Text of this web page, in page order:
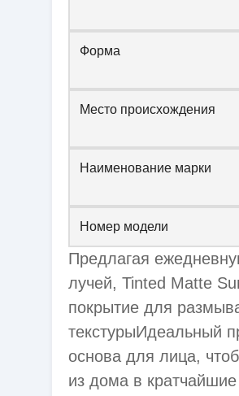
Форма
Место происхождения
Наименование марки
Номер модели
Предлагая
лучей, Tinted Matte
покрытие для
текстурыИдеальный
основа для лица,
из дома в кратчайшие